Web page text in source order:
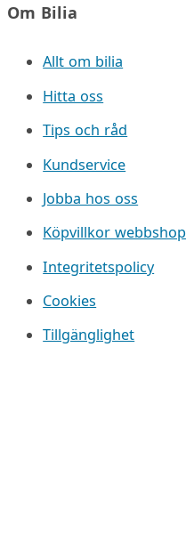
Om Bilia
Allt om bilia
Hitta oss
Tips och råd
Kundservice
Jobba hos oss
Köpvillkor webbshop
Integritetspolicy
Cookies
Tillgänglighet